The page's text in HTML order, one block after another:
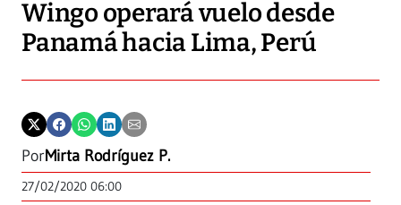
Wingo operará vuelo desde
Panamá hacia Lima, Perú
PorMirta Rodríguez P.
27/02/2020 06:00